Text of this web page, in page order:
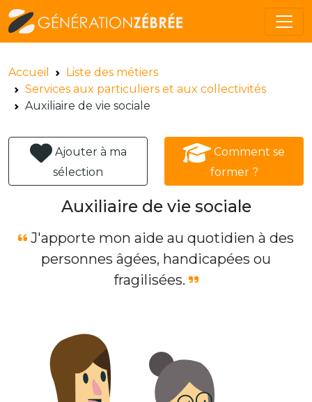
Accueil
Liste des métiers
Services aux particuliers et aux collectivités
Auxiliaire de vie sociale
Ajouter à ma
sélection
Comment se
former ?
Auxiliaire de vie sociale
J'apporte mon aide au quotidien à des
personnes âgées, handicapées ou
fragilisées.